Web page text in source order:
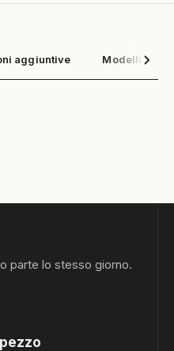
aggiuntive Modelli
parte lo stesso giorno.